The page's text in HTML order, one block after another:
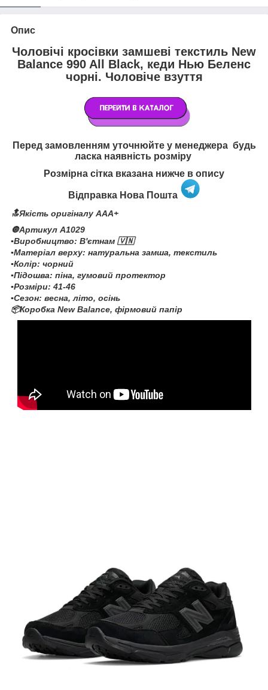
Опис
Чоловічі кросівки замшеві текстиль New
Balance 990 All Black, кеди Нью Беленс
чорні. Чоловіче взуття
Перед замовленням уточнюйте у менеджера будь
ласка наявність розміру
Розмірна сітка вказана нижче в опису
Відправка Нова Пошта
🔝Якість оригіналу AAA+
🔘Артикул A1029
▪️Виробництво: В'єтнам 🇻🇳
▪️Матеріал верху: натуральна замша, текстиль
▪️Колір: чорний
▪️Підошва: піна, гумовий протектор
▪️Розміри: 41-46
▪️Сезон: весна, літо, осінь
📦Коробка New Balance, фірмовий папір